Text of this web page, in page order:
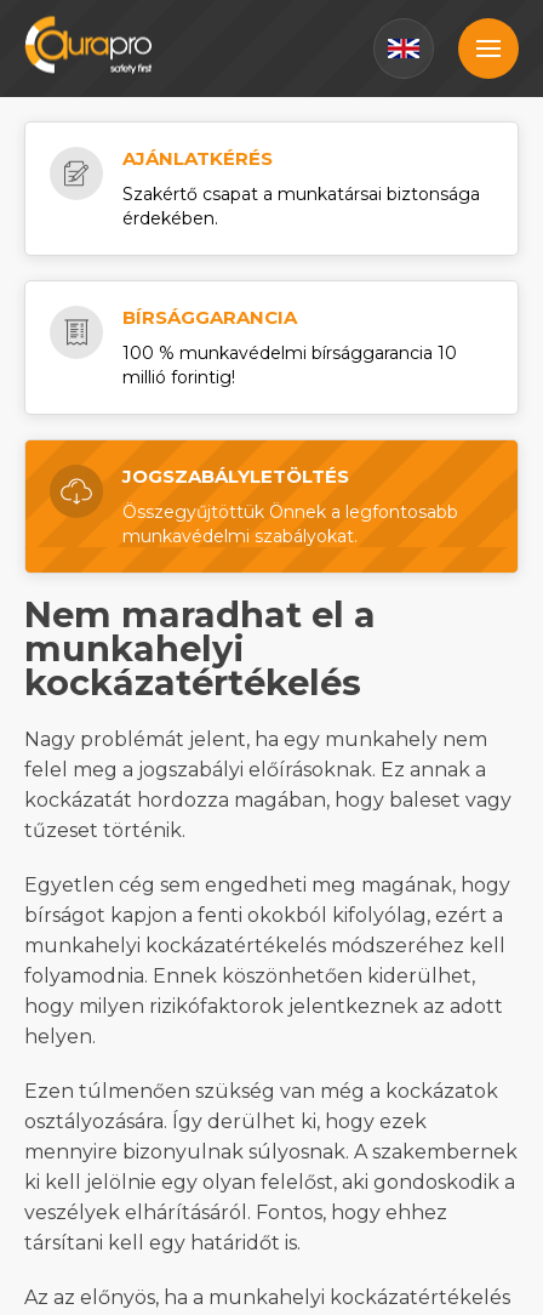
AJÁNLATKÉRÉS
Szakértő csapat a munkatársai biztonsága
érdekében.
BÍRSÁGGARANCIA
100 % munkavédelmi bírsággarancia 10
millió forintig!
JOGSZABÁLYLETÖLTÉS
Összegyűjtöttük Önnek a legfontosabb
munkavédelmi szabályokat.
Nem maradhat el a
munkahelyi
kockázatértékelés
Nagy problémát jelent, ha egy munkahely nem
felel meg a jogszabályi előírásoknak. Ez annak a
kockázatát hordozza magában, hogy baleset vagy
tűzeset történik.
Egyetlen cég sem engedheti meg magának, hogy
bírságot kapjon a fenti okokból kifolyólag, ezért a
munkahelyi kockázatértékelés módszeréhez kell
folyamodnia. Ennek köszönhetően kiderülhet,
hogy milyen rizikófaktorok jelentkeznek az adott
helyen.
Ezen túlmenően szükség van még a kockázatok
osztályozására. Így derülhet ki, hogy ezek
mennyire bizonyulnak súlyosnak. A szakembernek
ki kell jelölnie egy olyan felelőst, aki gondoskodik a
veszélyek elhárításáról. Fontos, hogy ehhez
társítani kell egy határidőt is.
Az az előnyös, ha a munkahelyi kockázatértékelés